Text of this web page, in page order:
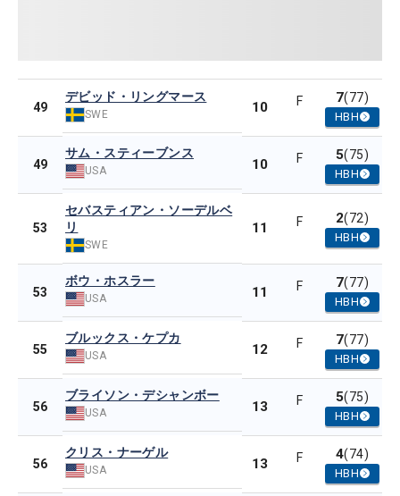
49
デビッド・リングマース
SWE 10 F 7(77)
HBH
49
サム・スティーブンス
USA 10 F 5(75)
HBH
53
セバスティアン・ソーデルベ
リ
SWE
11 F 2(72)
HBH
53
ボウ・ホスラー
USA 11 F 7(77)
HBH
55
ブルックス・ケプカ
USA 12 F 7(77)
HBH
56
ブライソン・デシャンボー
USA 13 F 5(75)
HBH
56
クリス・ナーゲル
USA 13 F 4(74)
HBH